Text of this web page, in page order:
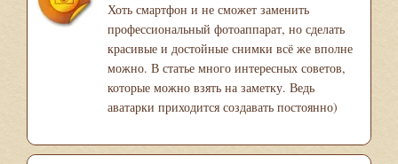
Хоть смартфон и не сможет заменить
профессиональный фотоаппарат, но сделать
красивые и достойные снимки всё же вполне
можно. В статье много интересных советов,
которые можно взять на заметку. Ведь
аватарки приходится создавать постоянно)